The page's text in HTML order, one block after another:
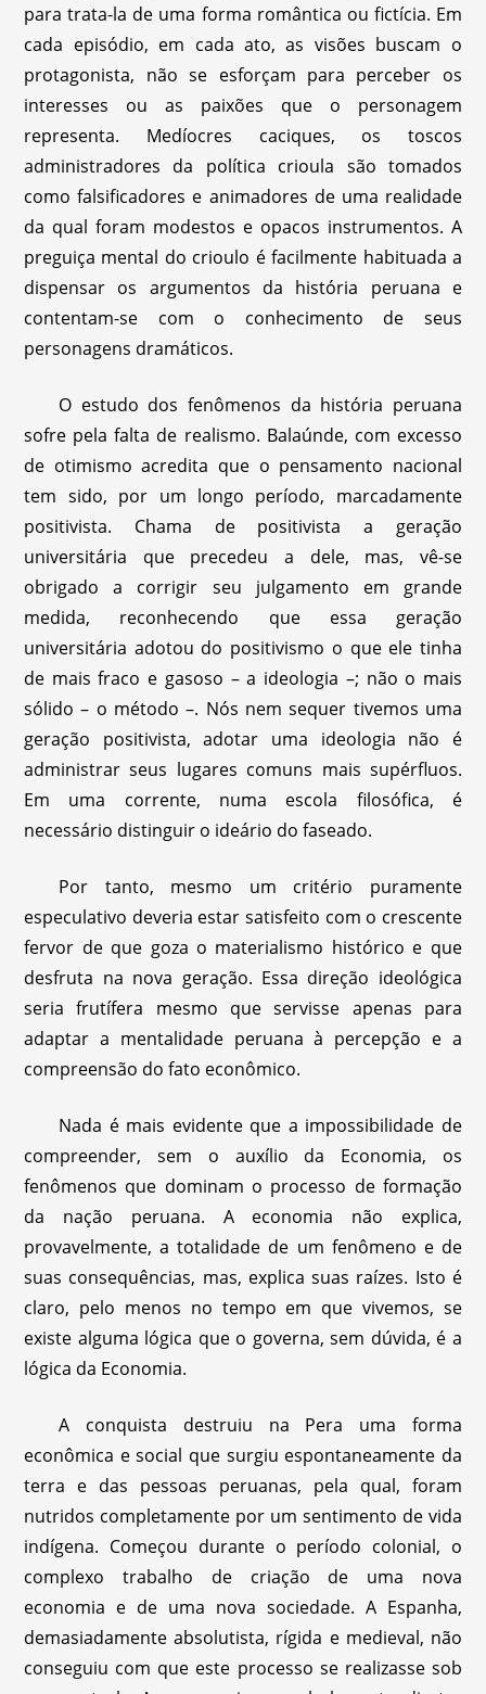
para trata-la de uma forma romântica ou fictícia. Em
cada episódio, em cada ato, as visões buscam o
protagonista, não se esforçam para perceber os
interesses ou as paixões que o personagem
representa. Medíocres caciques, os toscos
administradores da política crioula são tomados
como falsificadores e animadores de uma realidade
da qual foram modestos e opacos instrumentos. A
preguiça mental do crioulo é facilmente habituada a
dispensar os argumentos da história peruana e
contentam-se com o conhecimento de seus
personagens dramáticos.
O estudo dos fenômenos da história peruana
sofre pela falta de realismo. Balaúnde, com excesso
de otimismo acredita que o pensamento nacional
tem sido, por um longo período, marcadamente
positivista. Chama de positivista a geração
universitária que precedeu a dele, mas, vê-se
obrigado a corrigir seu julgamento em grande
medida, reconhecendo que essa geração
universitária adotou do positivismo o que ele tinha
de mais fraco e gasoso – a ideologia –; não o mais
sólido – o método –. Nós nem sequer tivemos uma
geração positivista, adotar uma ideologia não é
administrar seus lugares comuns mais supérfluos.
Em uma corrente, numa escola filosófica, é
necessário distinguir o ideário do faseado.
Por tanto, mesmo um critério puramente
especulativo deveria estar satisfeito com o crescente
fervor de que goza o materialismo histórico e que
desfruta na nova geração. Essa direção ideológica
seria frutífera mesmo que servisse apenas para
adaptar a mentalidade peruana à percepção e a
compreensão do fato econômico.
Nada é mais evidente que a impossibilidade de
compreender, sem o auxílio da Economia, os
fenômenos que dominam o processo de formação
da nação peruana. A economia não explica,
provavelmente, a totalidade de um fenômeno e de
suas consequências, mas, explica suas raízes. Isto é
claro, pelo menos no tempo em que vivemos, se
existe alguma lógica que o governa, sem dúvida, é a
lógica da Economia.
A conquista destruiu na Pera uma forma
econômica e social que surgiu espontaneamente da
terra e das pessoas peruanas, pela qual, foram
nutridos completamente por um sentimento de vida
indígena. Começou durante o período colonial, o
complexo trabalho de criação de uma nova
economia e de uma nova sociedade. A Espanha,
demasiadamente absolutista, rígida e medieval, não
conseguiu com que este processo se realizasse sob